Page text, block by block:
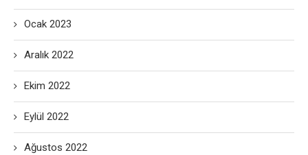
Ocak 2023
Aralık 2022
Ekim 2022
Eylül 2022
Ağustos 2022